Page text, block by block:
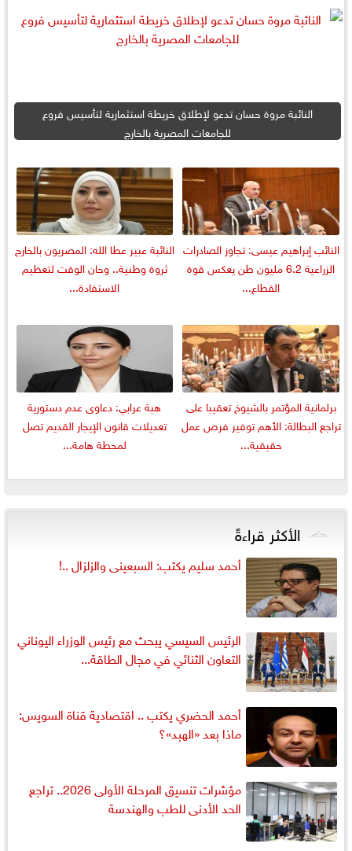
النائبة مروة حسان تدعو لإطلاق خريطة استثمارية لتأسيس فروع
للجامعات المصرية بالخارج
النائب إبراهيم عيسى: تجاوز الصادرات
الزراعية 6.2 مليون طن يعكس قوة
القطاع...
النائبة عبير عطا الله: المصريون بالخارج
ثروة وطنية.. وحان الوقت لتعظيم
الاستفادة...
برلمانية المؤتمر بالشيوخ تعقيبا على
تراجع البطالة: الأهم توفير فرص عمل
حقيقية...
هبة عرابي: دعاوى عدم دستورية
تعديلات قانون الإيجار القديم تصل
لمحطة هامة...
الأكثر قراءةً
أحمد سليم يكتب: السبعينى والزلزال ..!
الرئيس السيسي يبحث مع رئيس الوزراء اليوناني
التعاون الثنائي في مجال الطاقة...
أحمد الحضري يكتب .. اقتصادية قناة السويس:
ماذا بعد «الهبد»؟
مؤشرات تنسيق المرحلة الأولى 2026.. تراجع
الحد الأدنى للطب والهندسة